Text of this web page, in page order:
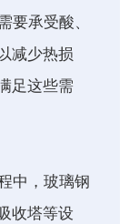
承受酸、
减少热损
足这些需
中，玻璃钢
收塔等设